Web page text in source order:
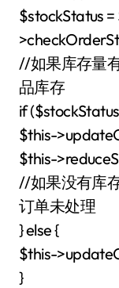
$stockStatus
//如果库存量
品库存
if
$this-
$this-
//如果没有库
订单未处理
} else {
$this-
}